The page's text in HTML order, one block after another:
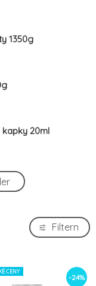
1350g
kapky 20ml
40g
400g 90tbl
Filtern
CENY
-24%